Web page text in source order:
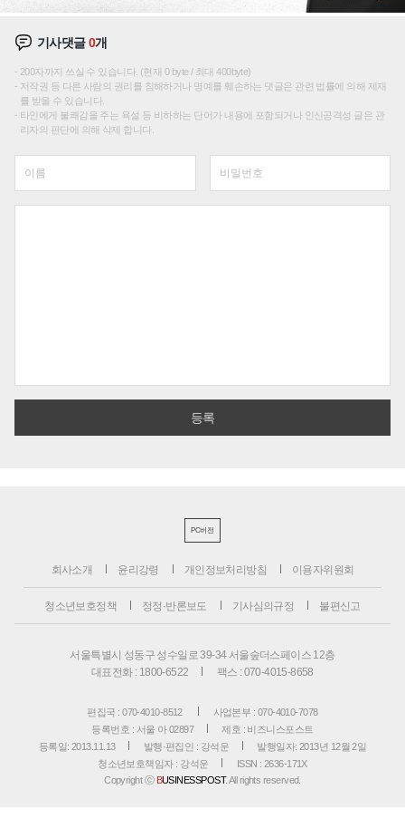
기사댓글0개
200자까지 쓰실 수 있습니다. (현재 0 byte / 최대 400byte)
저작권 등 다른 사람의 권리를 침해하거나 명예를 훼손하는 댓글은 관련 법률에 의해 제재
를 받을 수 있습니다.
타인에게 불쾌감을 주는 욕설 등 비하하는 단어가 내용에 포함되거나 인신공격성 글은 관
리자의 판단에 의해 삭제 합니다.
PC버전
회사소개 윤리강령 개인정보처리방침 이용자위원회
청소년보호정책 정정·반론보도 기사심의규정 불편신고
서울특별시 성동구 성수일로 39-34 서울숲더스페이스 12층
대표전화 : 1800-6522
팩스 : 070-4015-8658
편집국 : 070-4010-8512
사업본부 : 070-4010-7078
등록번호 : 서울 아 02897
제호 : 비즈니스포스트
등록일: 2013.11.13
발행·편집인 : 강석운
발행일자: 2013년 12월 2일
청소년보호책임자 : 강석운
ISSN : 2636-171X
Copyright ⓒ BUSINESSPOST. All rights reserved.